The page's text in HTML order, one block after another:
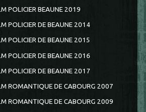
POLICIER BEAUNE 2019
POLICIER DE BEAUNE 2014
POLICIER DE BEAUNE 2015
POLICIER DE BEAUNE 2016
POLICIER DE BEAUNE 2017
ROMANTIQUE DE CABOURG 2007
ROMANTIQUE DE CABOURG 2009